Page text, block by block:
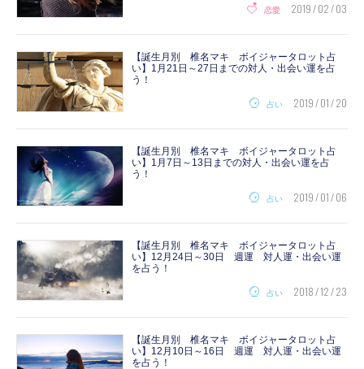
恋愛 2019 / 02 / 03
【誕生月別 椎名マキ ボイジャータロット占
い】1月21日～27日までの対人・出会い運を占
う！
占い 2019 / 01 / 20
【誕生月別 椎名マキ ボイジャータロット占
い】1月7日～13日までの対人・出会い運を占
う！
占い 2019 / 01 / 06
【誕生月別 椎名マキ ボイジャータロット占
い】12月24日～30日 週運 対人運・出会い運
を占う！
占い 2018 / 12 / 23
【誕生月別 椎名マキ ボイジャータロット占
い】12月10日～16日 週運 対人運・出会い運
を占う！